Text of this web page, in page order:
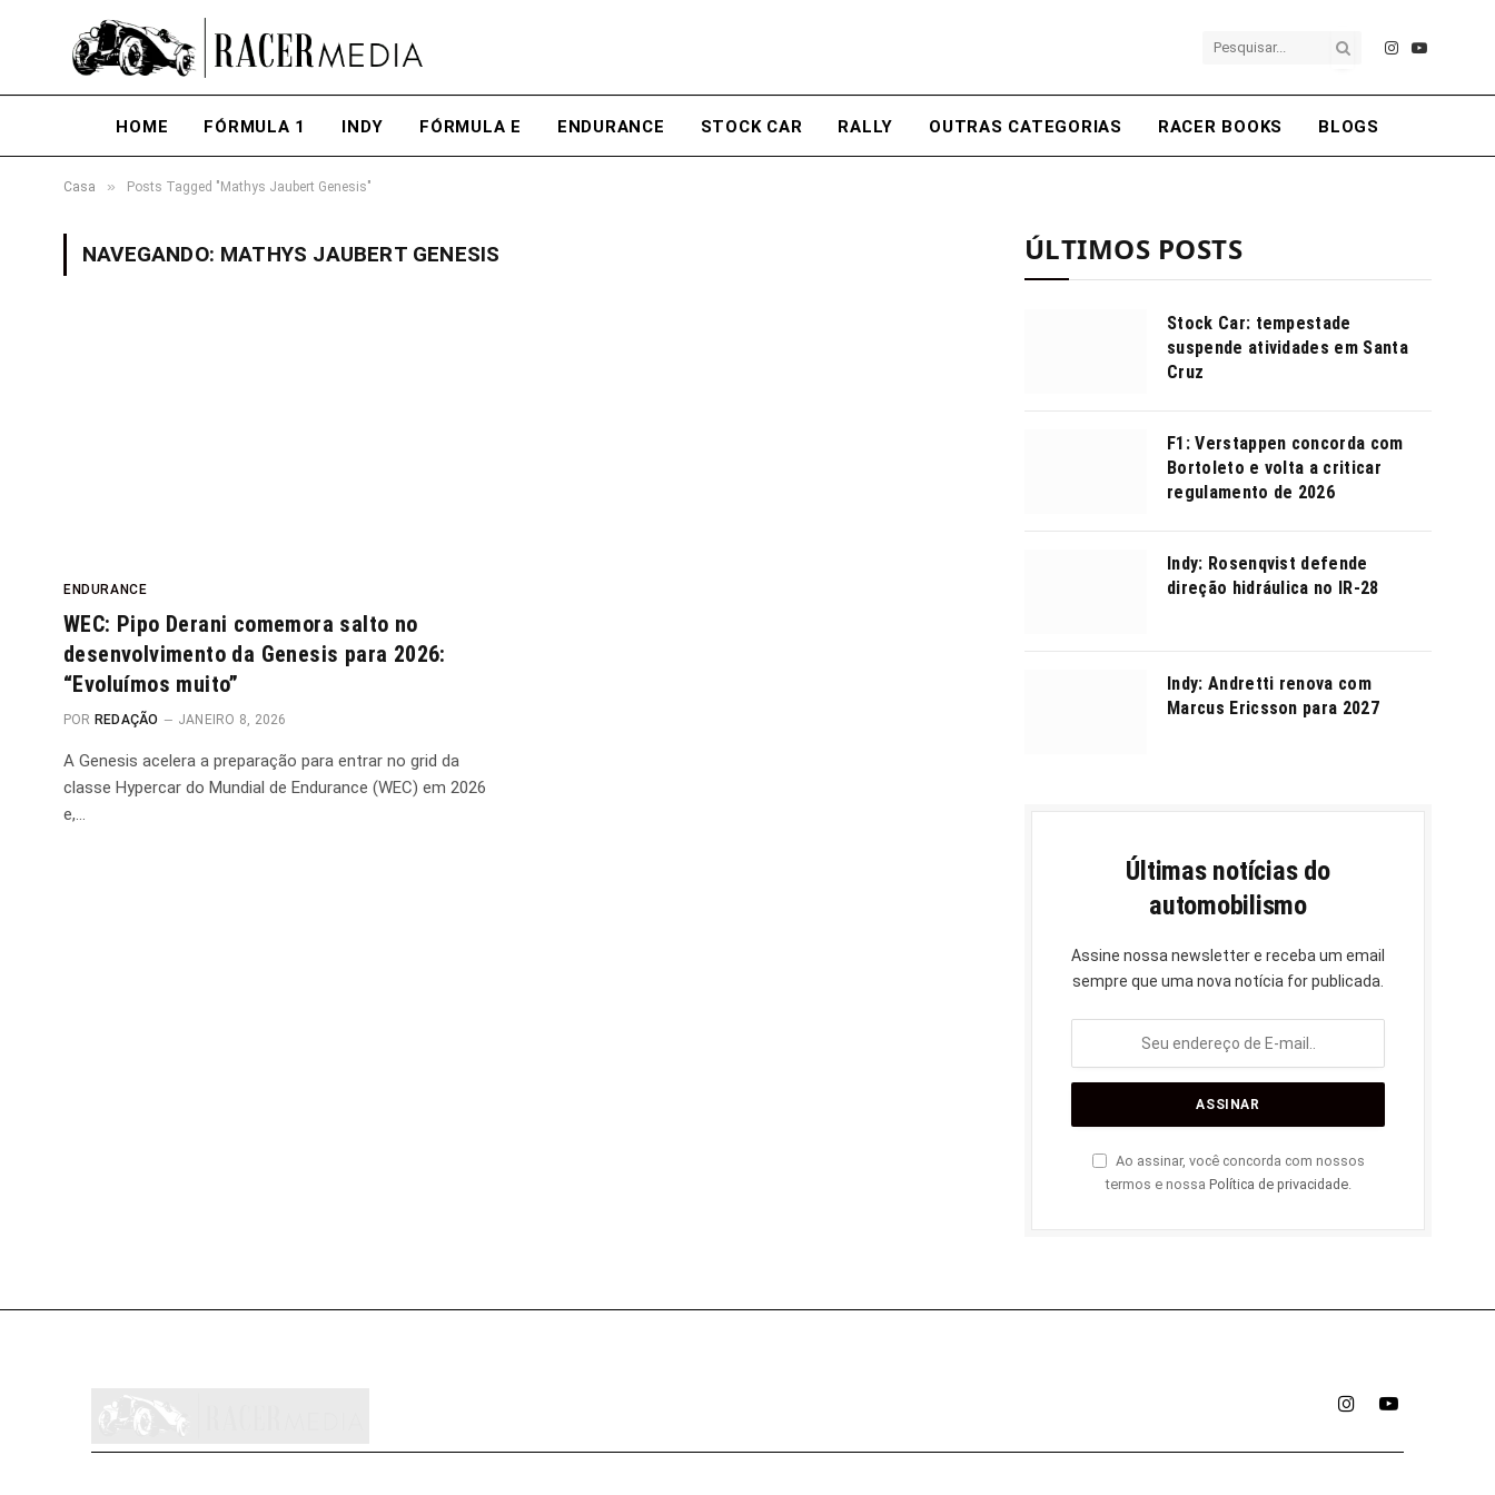
Instagram
YouTube
HOME FÓRMULA 1 INDY FÓRMULA E ENDURANCE STOCK CAR RALLY OUTRAS CATEGORIAS RACER BOOKS BLOGS
Casa » Posts Tagged "Mathys Jaubert Genesis"
NAVEGANDO: MATHYS JAUBERT GENESIS
ENDURANCE
WEC: Pipo Derani comemora salto no
desenvolvimento da Genesis para 2026:
“Evoluímos muito”
POR REDAÇÃO JANEIRO 8, 2026
A Genesis acelera a preparação para entrar no grid da
classe Hypercar do Mundial de Endurance (WEC) em 2026
e,…
ÚLTIMOS POSTS
Stock Car: tempestade
suspende atividades em Santa
Cruz
F1: Verstappen concorda com
Bortoleto e volta a criticar
regulamento de 2026
Indy: Rosenqvist defende
direção hidráulica no IR-28
Indy: Andretti renova com
Marcus Ericsson para 2027
Últimas notícias do
automobilismo
Assine nossa newsletter e receba um email
sempre que uma nova notícia for publicada.
Ao assinar, você concorda com nossos
termos e nossa Política de privacidade.
InstagramYouTube